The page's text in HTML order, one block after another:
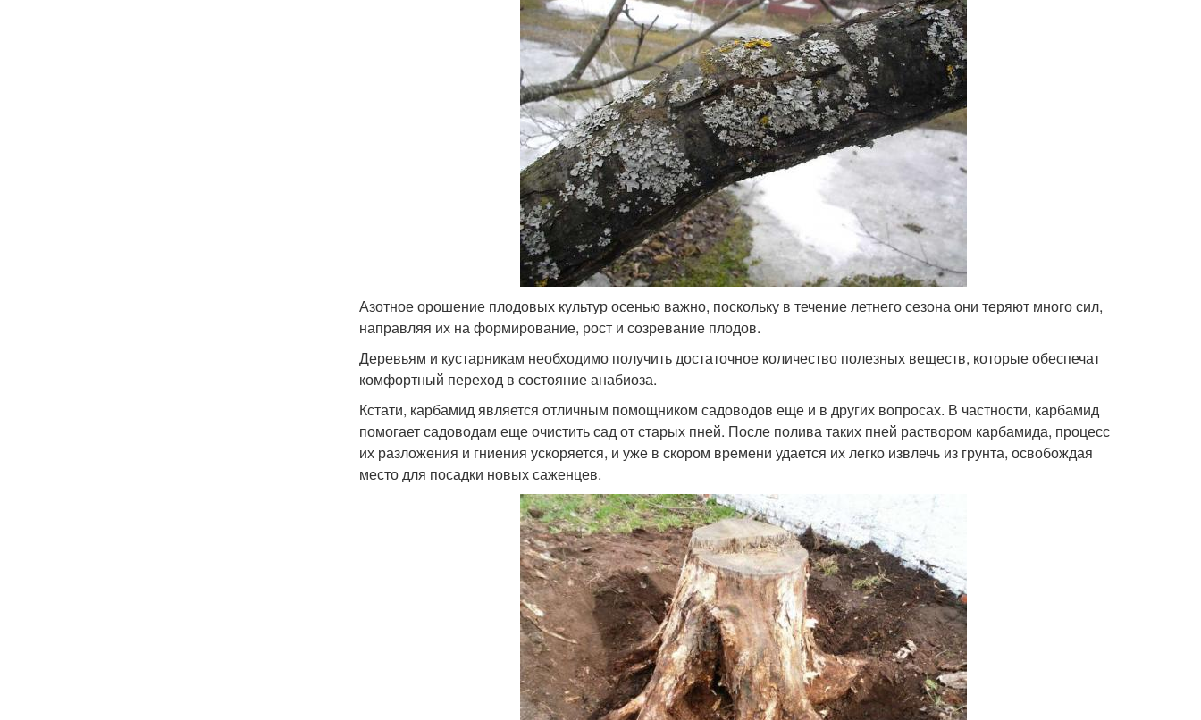
Азотное орошение плодовых культур осенью важно, поскольку в течение летнего сезона они теряют много сил,
направляя их на формирование, рост и созревание плодов.
Деревьям и кустарникам необходимо получить достаточное количество полезных веществ, которые обеспечат
комфортный переход в состояние анабиоза.
Кстати, карбамид является отличным помощником садоводов еще и в других вопросах. В частности, карбамид
помогает садоводам еще очистить сад от старых пней. После полива таких пней раствором карбамида, процесс
их разложения и гниения ускоряется, и уже в скором времени удается их легко извлечь из грунта, освобождая
место для посадки новых саженцев.